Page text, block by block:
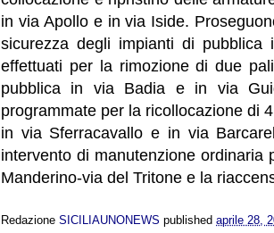
in via Apollo e in via Iside.
sicurezza degli impianti di pubblica
effettuati per la rimozione di due
pubblica in via Badia e in via
programmate per la ricollocazione di
in via Sferracavallo e in via
intervento di manutenzione
Manderino-via del Tritone e la
Redazione SICILIAUNONEWS published aprile 28,